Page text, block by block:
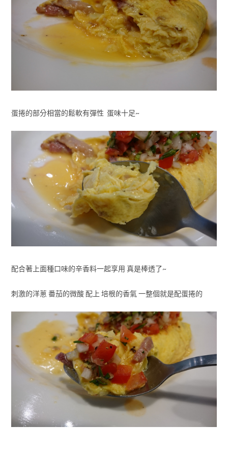
蛋捲的部分相當的鬆軟有彈性 蛋味十足~
配合著上面種口味的辛香料一起享用 真是棒透了~
刺激的洋蔥 番茄的微酸 配上 培根的香氣 一整個就是配蛋捲的